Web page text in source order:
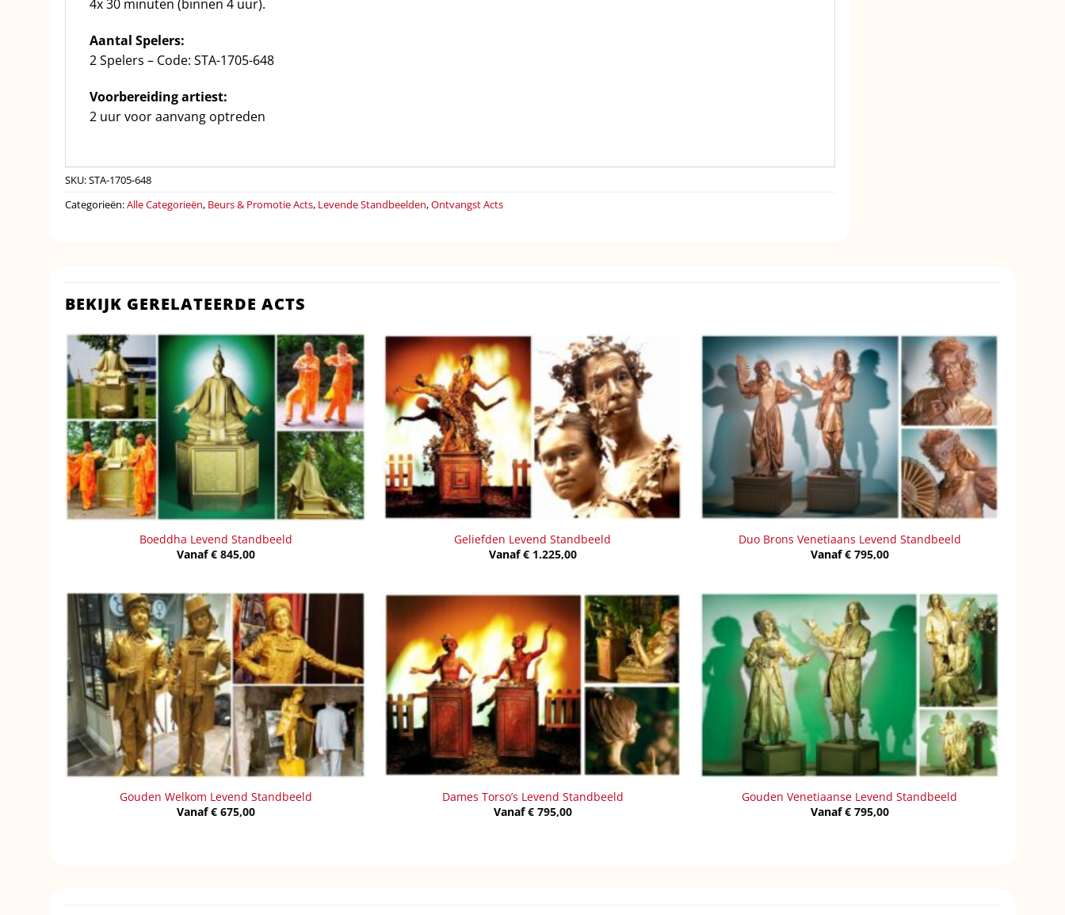
4x 30 minuten (binnen 4 uur).
Aantal Spelers:
2 Spelers – Code: STA-1705-648
Voorbereiding artiest:
2 uur voor aanvang optreden
SKU:STA-1705-648
Categorieën:Alle Categorieën, Beurs & Promotie Acts, Levende Standbeelden,Ontvangst Acts
BEKIJK GERELATEERDE ACTS
Boeddha Levend Standbeeld
Vanaf€845,00
Geliefden Levend Standbeeld
Vanaf€1.225,00
Duo Brons Venetiaans Levend Standbeeld
Vanaf€795,00
Gouden Welkom Levend Standbeeld
Vanaf€675,00
Dames Torso’s Levend Standbeeld
Vanaf€795,00
Gouden Venetiaanse Levend Standbeeld
Vanaf€795,00